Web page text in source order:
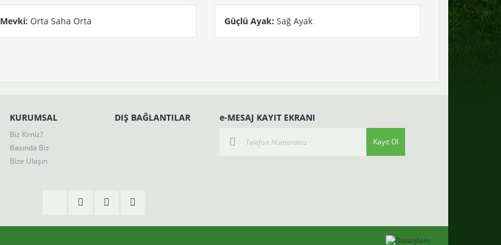
Mevki: Orta Saha Orta Güçlü Ayak: Sağ Ayak
KURUMSAL
Biz Kimiz?
Basında Biz
Bize Ulaşın
DIŞ BAĞLANTILAR e-MESAJ KAYIT EKRANI
Kayıt Ol